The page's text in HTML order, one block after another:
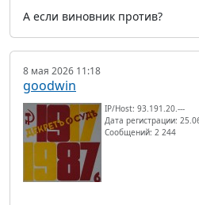
А если виновник против?
8 мая 2026 11:18
goodwin
IP/Host: 93.191.20.---
Дата регистрации:
Сообщений: 2 244